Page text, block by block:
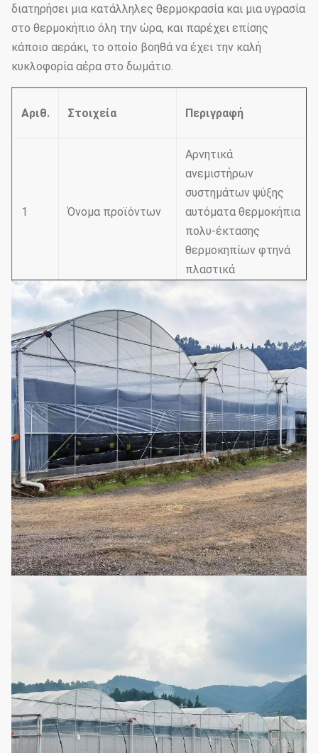
διατηρήσει μια κατάλληλες θερμοκρασία και μια υγρασία
στο θερμοκήπιο όλη την ώρα, και παρέχει επίσης
κάποιο αεράκι, το οποίο βοηθά να έχει την καλή
κυκλοφορία αέρα στο δωμάτιο.
Αριθ. Στοιχεία Περιγραφή
1 Όνομα προϊόντων
Αρνητικά
ανεμιστήρων
συστημάτων ψύξης
αυτόματα θερμοκήπια
πολυ-έκτασης
θερμοκηπίων φτηνά
πλαστικά
2 Δομή χάλυβα
σωλήνας χάλυβα
3
Ταινία
θερμοκηπίων
Υπάρχει πολύ πάχος
για να επιλέξει από
4 Έντομο καθαρό
Υψηλής ποιότητας
πολυαιθυλένιο ως
πρώτη ύλη
5
Ήλιος-σκίαση
καθαρή
Θερινή σκιά, βροχή
φραγμών, υγρασία,
ψύξη, συντήρηση
θερμότητας
χειμώνας-ελατηρίων
7
Σύστημα
θέρμανσης
Θέρμανση ζεστού
νερού, θέρμανση
ζεστού αέρα,
ηλεκτρική θέρμανση